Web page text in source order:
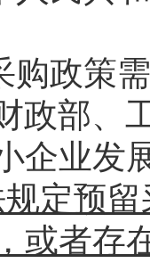
购政策
政部、
企业发
定预
或者存